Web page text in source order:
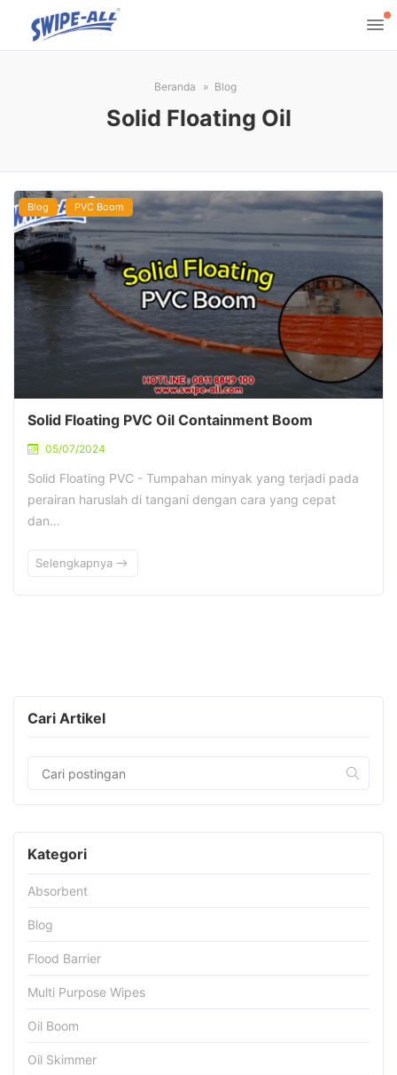
Beranda Blog
Solid Floating Oil
Blog PVC Boom
Solid Floating PVC Oil Containment Boom
05/07/2024
Solid Floating PVC - Tumpahan minyak yang terjadi pada
perairan haruslah di tangani dengan cara yang cepat
dan…
Selengkapnya
Cari Artikel
Kategori
Absorbent
Blog
Flood Barrier
Multi Purpose Wipes
Oil Boom
Oil Skimmer